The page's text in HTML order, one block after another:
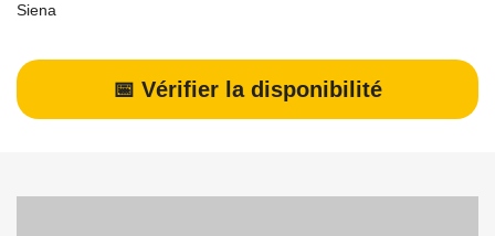
Siena
📅 Vérifier la disponibilité